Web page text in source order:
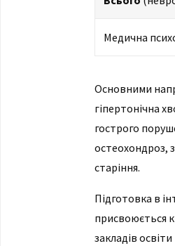
Медична
Основними
гіпертонічна
гострого
остеохондроз,
старіння.
Підготовка в
присвоюється
закладів